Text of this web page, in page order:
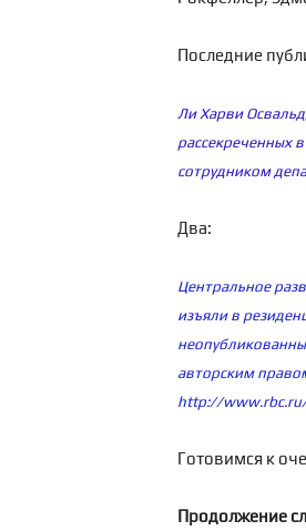
Последние
Ли Харви
рассекреченных
сотрудником
Два:
Центральное
изъяли в
авторским
http://
Готовимся к
Продолжение